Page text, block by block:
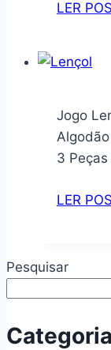
LER
Jogo
3
LER
Pesquisar